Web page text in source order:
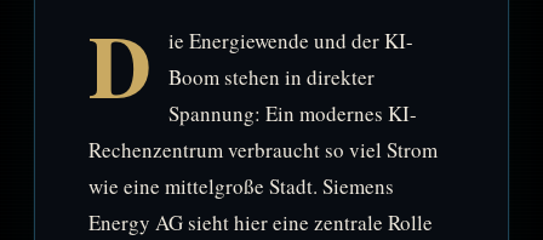
D
ie Energiewende und der KI-
Boom stehen in direkter
Spannung: Ein modernes KI-
Rechenzentrum verbraucht so viel Strom
wie eine mittelgroße Stadt. Siemens
Energy AG sieht hier eine zentrale Rolle